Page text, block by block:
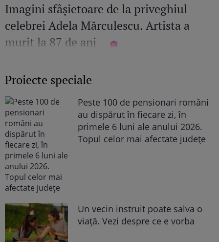
Imagini sfâșietoare de la priveghiul
celebrei Adela Mărculescu. Artista a
murit la 87 de ani
Proiecte speciale
Peste 100 de pensionari români
au dispărut în fiecare zi, în
primele 6 luni ale anului 2026.
Topul celor mai afectate județe
Un vecin instruit poate salva o
viață. Vezi despre ce e vorba